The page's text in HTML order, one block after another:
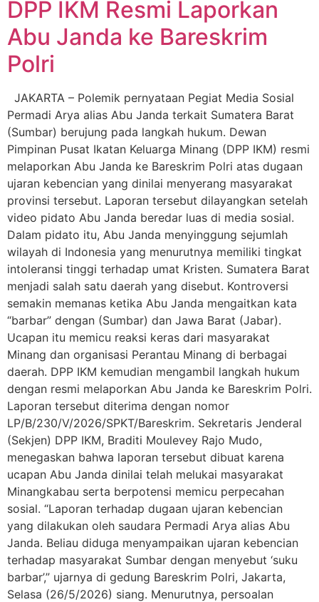
DPP IKM Resmi Laporkan
Abu Janda ke Bareskrim
Polri
JAKARTA – Polemik pernyataan Pegiat Media Sosial
Permadi Arya alias Abu Janda terkait Sumatera Barat
(Sumbar) berujung pada langkah hukum. Dewan
Pimpinan Pusat Ikatan Keluarga Minang (DPP IKM) resmi
melaporkan Abu Janda ke Bareskrim Polri atas dugaan
ujaran kebencian yang dinilai menyerang masyarakat
provinsi tersebut. Laporan tersebut dilayangkan setelah
video pidato Abu Janda beredar luas di media sosial.
Dalam pidato itu, Abu Janda menyinggung sejumlah
wilayah di Indonesia yang menurutnya memiliki tingkat
intoleransi tinggi terhadap umat Kristen. Sumatera Barat
menjadi salah satu daerah yang disebut. Kontroversi
semakin memanas ketika Abu Janda mengaitkan kata
“barbar” dengan (Sumbar) dan Jawa Barat (Jabar).
Ucapan itu memicu reaksi keras dari masyarakat
Minang dan organisasi Perantau Minang di berbagai
daerah. DPP IKM kemudian mengambil langkah hukum
dengan resmi melaporkan Abu Janda ke Bareskrim Polri.
Laporan tersebut diterima dengan nomor
LP/B/230/V/2026/SPKT/Bareskrim. Sekretaris Jenderal
(Sekjen) DPP IKM, Braditi Moulevey Rajo Mudo,
menegaskan bahwa laporan tersebut dibuat karena
ucapan Abu Janda dinilai telah melukai masyarakat
Minangkabau serta berpotensi memicu perpecahan
sosial. “Laporan terhadap dugaan ujaran kebencian
yang dilakukan oleh saudara Permadi Arya alias Abu
Janda. Beliau diduga menyampaikan ujaran kebencian
terhadap masyarakat Sumbar dengan menyebut ‘suku
barbar’,” ujarnya di gedung Bareskrim Polri, Jakarta,
Selasa (26/5/2026) siang. Menurutnya, persoalan